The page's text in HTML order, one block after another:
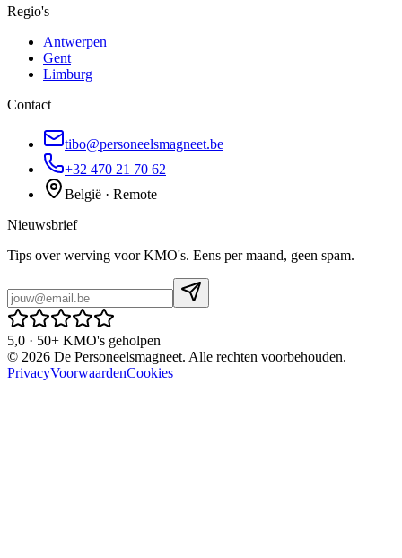
Regio's
Antwerpen
Gent
Limburg
Contact
tibo@personeelsmagneet.be
+32 470 21 70 62
België · Remote
Nieuwsbrief
Tips over werving voor KMO's. Eens per maand, geen spam.
5,0 · 50+ KMO's geholpen
© 2026 De Personeelsmagneet. Alle rechten voorbehouden.
PrivacyVoorwaardenCookies